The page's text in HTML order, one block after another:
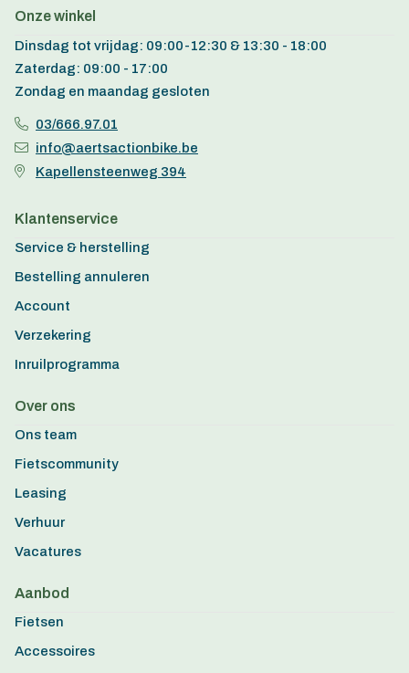
Onze winkel
Dinsdag tot vrijdag: 09:00-12:30 & 13:30 - 18:00
Zaterdag: 09:00 - 17:00
Zondag en maandag gesloten
03/666.97.01
info@aertsactionbike.be
Kapellensteenweg 394
Klantenservice
Service & herstelling
Bestelling annuleren
Account
Verzekering
Inruilprogramma
Over ons
Ons team
Fietscommunity
Leasing
Verhuur
Vacatures
Aanbod
Fietsen
Accessoires